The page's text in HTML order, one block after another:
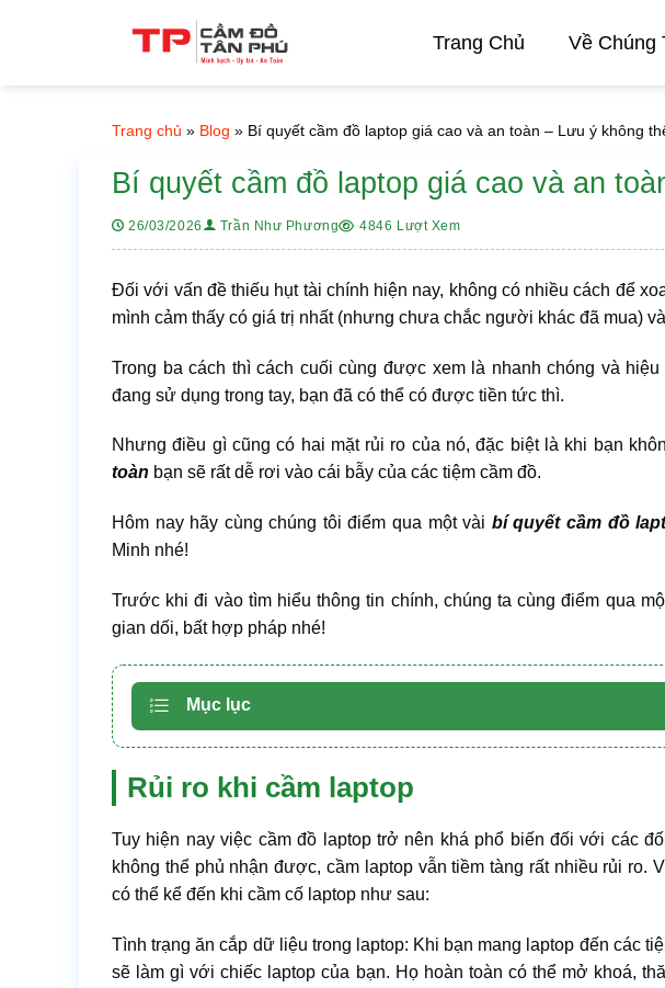
Trang Chủ Về Chúng
Trang chủ » Blog » Bí quyết cầm đồ laptop giá cao và an toàn – Lưu ý không
Bí quyết cầm đồ laptop giá cao và an
26/03/2026 Trần Như Phương 4846 Lượt Xem
Đối với vấn đề thiếu hụt tài chính hiện nay, không có nhiều cách để
mình cảm thấy có giá trị nhất (nhưng chưa chắc người khác đã mua)
Trong ba cách thì cách cuối cùng được xem là nhanh chóng và
đang sử dụng trong tay, bạn đã có thể có được tiền tức thì.
Nhưng điều gì cũng có hai mặt rủi ro của nó, đặc biệt là khi bạn
toàn bạn sẽ rất dễ rơi vào cái bẫy của các tiệm cầm đồ.
Hôm nay hãy cùng chúng tôi điểm qua một vài bí quyết cầm đồ
Minh nhé!
Trước khi đi vào tìm hiểu thông tin chính, chúng ta cùng điểm qua
gian dối, bất hợp pháp nhé!
Mục lục
Rủi ro khi cầm laptop
Tuy hiện nay việc cầm đồ laptop trở nên khá phổ biến đối với các
không thể phủ nhận được, cầm laptop vẫn tiềm tàng rất nhiều rủi ro.
có thể kể đến khi cầm cố laptop như sau:
Tình trạng ăn cắp dữ liệu trong laptop: Khi bạn mang laptop đến các
sẽ làm gì với chiếc laptop của bạn. Họ hoàn toàn có thể mở khoá,